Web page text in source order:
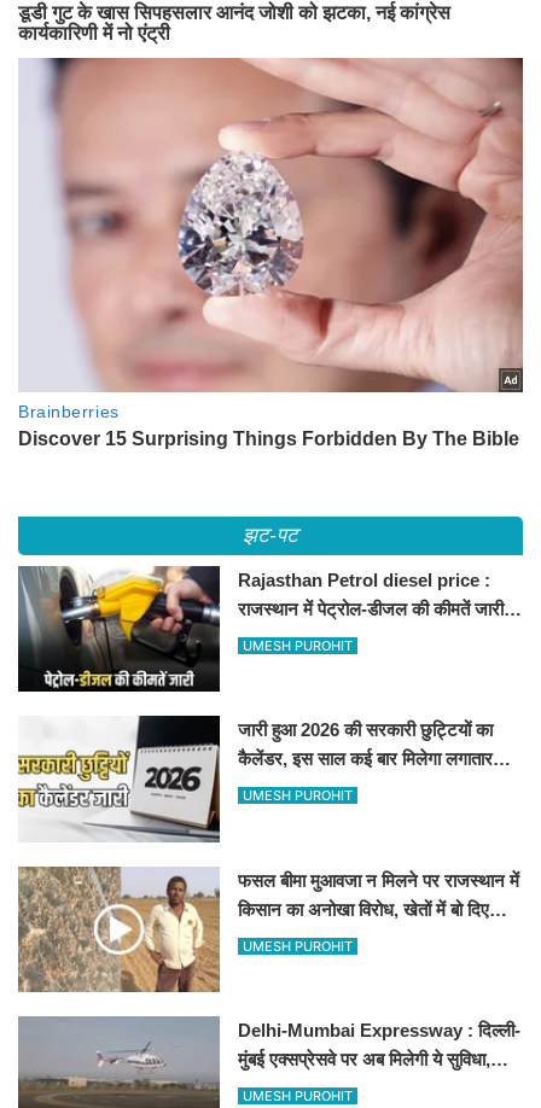
झट-पट
Rajasthan Petrol diesel price :
राजस्थान में पेट्रोल-डीजल की कीमतें जारी,
जानिए बीकानेर समेत पुरे प्रदेश में नए रेट
UMESH PUROHIT
जारी हुआ 2026 की सरकारी छुट्टियों का
कैलेंडर, इस साल कई बार मिलेगा लगातार
अवकाश, देखें
UMESH PUROHIT
फसल बीमा मुआवजा न मिलने पर राजस्थान में
किसान का अनोखा विरोध, खेतों में बो दिए
500-500 रुपए के नोट, वीडियो वायरल
UMESH PUROHIT
Delhi-Mumbai Expressway : दिल्ली-
मुंबई एक्सप्रेसवे पर अब मिलेगी ये सुविधा,
हेलीकॉप्टर सर्विस से तुरंत घायल पहुंचेगा
UMESH PUROHIT